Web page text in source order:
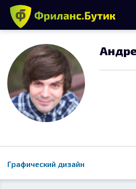
Графический дизайн